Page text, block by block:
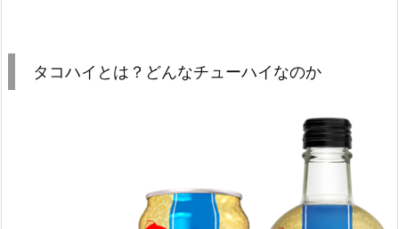
タコハイとは？どんなチューハイなのか